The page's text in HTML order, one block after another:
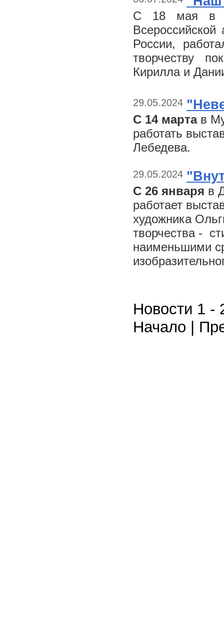
С 18 мая в
России,
творчеству
Кирилла и
29.05.2024
С 14 мартав
работать
Лебедева.
29.05.2024
С 26 января в
работает
художника
творчества -
наименьшими
Новости 1 -
Начало |